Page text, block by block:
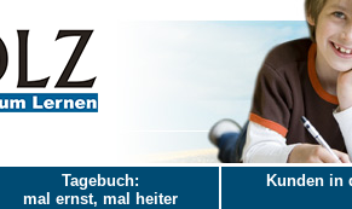
Tagebuch:
mal ernst, mal heiter
Kunden in